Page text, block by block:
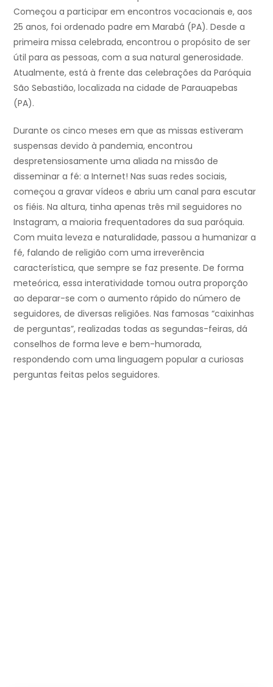
Começou a participar em encontros vocacionais e, aos
25 anos, foi ordenado padre em Marabá (PA). Desde a
primeira missa celebrada, encontrou o propósito de ser
útil para as pessoas, com a sua natural generosidade.
Atualmente, está à frente das celebrações da Paróquia
São Sebastião, localizada na cidade de Parauapebas
(PA).
Durante os cinco meses em que as missas estiveram
suspensas devido à pandemia, encontrou
despretensiosamente uma aliada na missão de
disseminar a fé: a Internet! Nas suas redes sociais,
começou a gravar vídeos e abriu um canal para escutar
os fiéis. Na altura, tinha apenas três mil seguidores no
Instagram, a maioria frequentadores da sua paróquia.
Com muita leveza e naturalidade, passou a humanizar a
fé, falando de religião com uma irreverência
característica, que sempre se faz presente. De forma
meteórica, essa interatividade tomou outra proporção
ao deparar-se com o aumento rápido do número de
seguidores, de diversas religiões. Nas famosas “caixinhas
de perguntas”, realizadas todas as segundas-feiras, dá
conselhos de forma leve e bem-humorada,
respondendo com uma linguagem popular a curiosas
perguntas feitas pelos seguidores.